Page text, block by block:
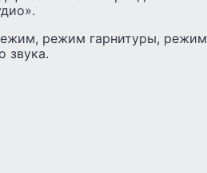
режим гарнитуры, режим
звука.